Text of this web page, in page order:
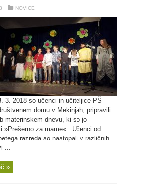
NOVICE
3. 2018 so učenci in učiteljice PŠ
domu v Mekinjah, pripravili
materinskem dnevu, ki so jo
»Prešerno za mame«. Učenci od
razreda so nastopali v različnih
...
»